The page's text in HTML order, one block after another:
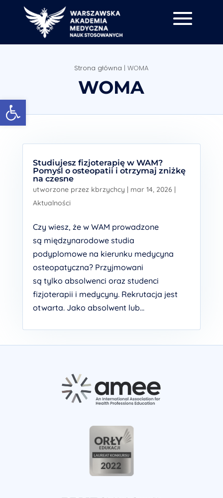
Strona główna |WOMA
WOMA
Studiujesz fizjoterapię w WAM?
Pomyśl o osteopatii i otrzymaj zniżkę
na czesne
utworzone przez kbrzychcy | mar 14, 2026 |
Aktualności
Czy wiesz, że w WAM prowadzone
są międzynarodowe studia
podyplomowe na kierunku medycyna
osteopatyczna? Przyjmowani
są tylko absolwenci oraz studenci
fizjoterapii i medycyny. Rekrutacja jest
otwarta. Jako absolwent lub...
Otwórz pasek narzędzi